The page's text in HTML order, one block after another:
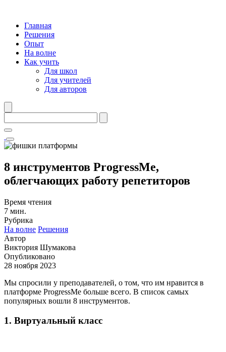
Главная
Решения
Опыт
На волне
Как учить
Для школ
Для учителей
Для авторов
8 инструментов ProgressMe,
облегчающих работу репетиторов
Время чтения
7 мин.
Рубрика
На волне Решения
Автор
Виктория Шумакова
Опубликовано
28 ноября 2023
Мы спросили у преподавателей, о том, что им нравится в
платформе ProgressMe больше всего. В список самых
популярных вошли 8 инструментов.
1. Виртуальный класс